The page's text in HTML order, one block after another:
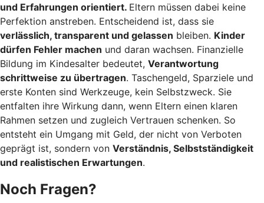
und Erfahrungen orientiert. Eltern müssen dabei keine
Perfektion anstreben. Entscheidend ist, dass sie
verlässlich, transparent und gelassen bleiben. Kinder
dürfen Fehler machen und daran wachsen. Finanzielle
Bildung im Kindesalter bedeutet, Verantwortung
schrittweise zu übertragen. Taschengeld, Sparziele und
erste Konten sind Werkzeuge, kein Selbstzweck. Sie
entfalten ihre Wirkung dann, wenn Eltern einen klaren
Rahmen setzen und zugleich Vertrauen schenken. So
entsteht ein Umgang mit Geld, der nicht von Verboten
geprägt ist, sondern von Verständnis, Selbstständigkeit
und realistischen Erwartungen.
Noch Fragen?